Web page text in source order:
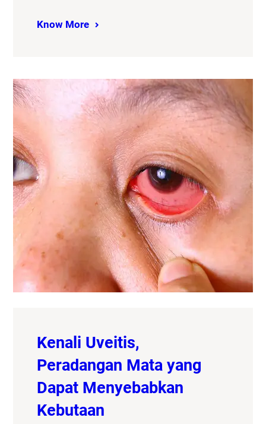
Know More
Kenali Uveitis,
Peradangan Mata yang
Dapat Menyebabkan
Kebutaan